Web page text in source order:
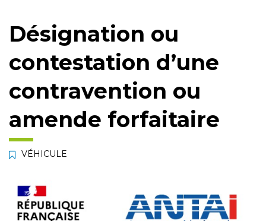
Désignation ou
contestation d’une
contravention ou
amende forfaitaire
VÉHICULE